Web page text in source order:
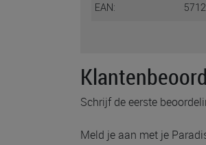
EAN:
Schrijf de eerste
Meld je aan met je